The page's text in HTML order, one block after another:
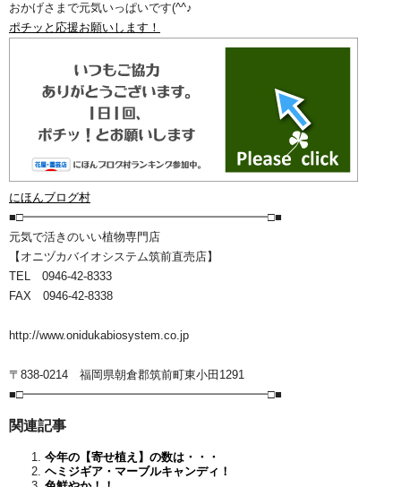
おかげさまで元気いっぱいです(^^♪
ポチッと応援お願いします！
にほんブログ村
■□━━━━━━━━━━━━━━━━━━━━━□■
元気で活きのいい植物専門店
【オニヅカバイオシステム筑前直売店】
TEL 0946-42-8333
FAX 0946-42-8338
http://www.onidukabiosystem.co.jp
〒838-0214 福岡県朝倉郡筑前町東小田1291
■□━━━━━━━━━━━━━━━━━━━━━□■
関連記事
今年の【寄せ植え】の数は・・・
ヘミジギア・マーブルキャンディ！